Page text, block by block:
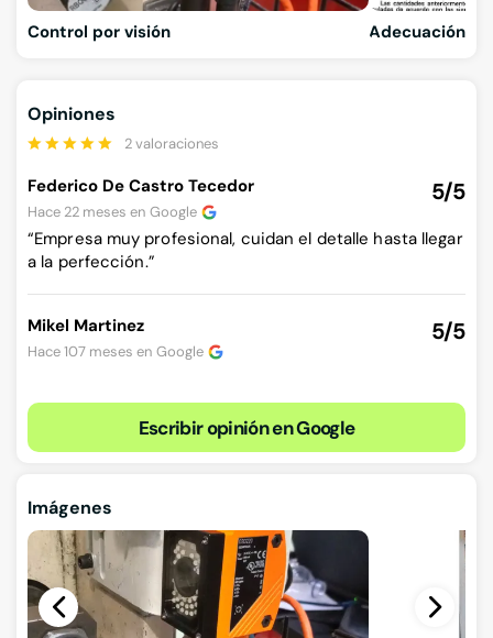
Control por visión Adecuación al
Opiniones
2 valoraciones
5/5
Federico De Castro Tecedor
Hace 22 meses en Google
“Empresa muy profesional, cuidan el detalle hasta llegar
a la perfección.”
5/5
Mikel Martinez
Hace 107 meses en Google
Escribir opinión en Google
Imágenes